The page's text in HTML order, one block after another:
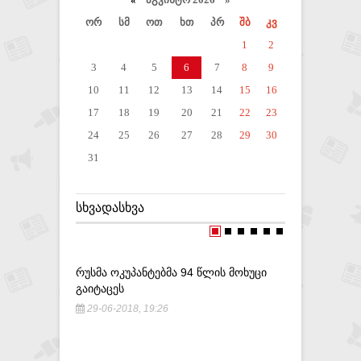
ორ
სმ ოთ ხთ პრ შბ
კვ
1
2
3
4 5 6 7 8
9
10
11 12 13 14 15
16
17
18 19 20 21 22
23
24
25 26 27 28 29
30
31
ᲡᲮᲕᲐᲓᲐᲡᲮᲕᲐ
ᲠᲣᲡᲛᲐ ᲝᲙᲣᲞᲐᲜᲢᲔᲑᲛᲐ 94 ᲬᲚᲘᲡ ᲛᲝᲮᲣᲪᲘ
ᲒᲐᲘᲢᲐᲪᲔᲡ
29-06-2018, 19:26